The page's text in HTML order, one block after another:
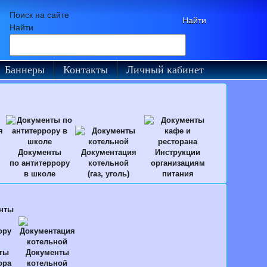
Поиск на сайте
Найти
Баннеры Контакты Личный кабинет
Документы
по антитеррору
в школе
Документация
котельной
(газ, уголь)
Инструкции
организациям
питания
Документы
котельной